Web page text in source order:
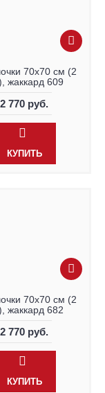
70х70 см (2
жаккард 609
2 770 руб.
КУПИТЬ
70х70 см (2
жаккард 682
2 770 руб.
КУПИТЬ